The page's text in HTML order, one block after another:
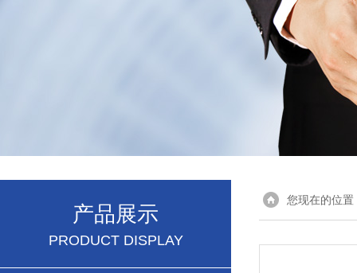
产品展示
PRODUCT DISPLAY
您现在的位置